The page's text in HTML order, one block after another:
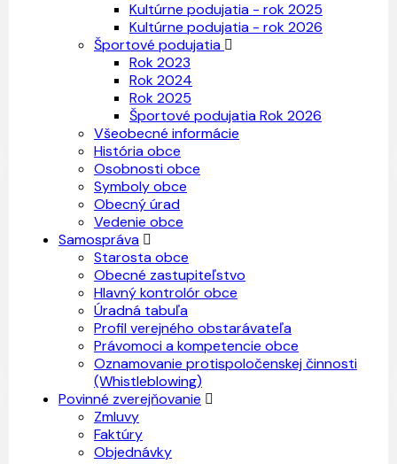
Kultúrne podujatia - rok 2025
Kultúrne podujatia - rok 2026
Športové podujatia
Rok 2023
Rok 2024
Rok 2025
Športové podujatia Rok 2026
Všeobecné informácie
História obce
Osobnosti obce
Symboly obce
Obecný úrad
Vedenie obce
Samospráva
Starosta obce
Obecné zastupiteľstvo
Hlavný kontrolór obce
Úradná tabuľa
Profil verejného obstarávateľa
Právomoci a kompetencie obce
Oznamovanie protispoločenskej činnosti
(Whistleblowing)
Povinné zverejňovanie
Zmluvy
Faktúry
Objednávky